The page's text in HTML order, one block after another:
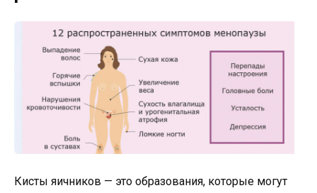
Кисты яичников — это образования, которые могут